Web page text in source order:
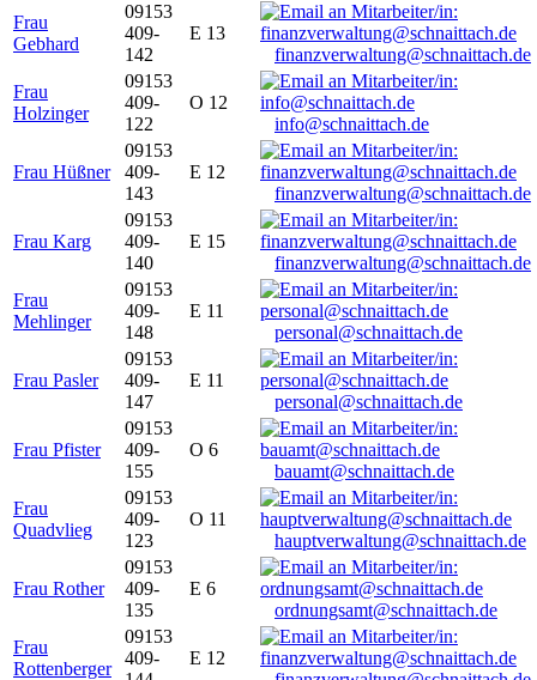
Frau
Gebhard
09153
409-
142
E 13
finanzverwaltung@schnaittach.de
Frau
Holzinger
09153
409-
122
O 12
info@schnaittach.de
Frau Hüßner
09153
409-
143
E 12
finanzverwaltung@schnaittach.de
Frau Karg
09153
409-
140
E 15
finanzverwaltung@schnaittach.de
Frau
Mehlinger
09153
409-
148
E 11
personal@schnaittach.de
Frau Pasler
09153
409-
147
E 11
personal@schnaittach.de
Frau Pfister
09153
409-
155
O 6
bauamt@schnaittach.de
Frau
Quadvlieg
09153
409-
123
O 11
hauptverwaltung@schnaittach.de
Frau Rother
09153
409-
135
E 6
ordnungsamt@schnaittach.de
Frau
Rottenberger
09153
409-
E 12